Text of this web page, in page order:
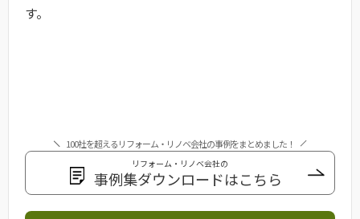
す。
100社を超えるリフォーム・リノベ会社の事例をまとめました！
リフォーム・リノベ会社の
事例集ダウンロードはこちら